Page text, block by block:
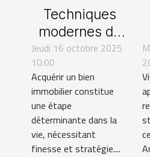
Techniques
modernes de
négociation
pour l'achat
d'un bien
immobilier
Jeudi 16 octobre 2025
10:00
Acquérir un bien
immobilier constitue
une étape
déterminante dans la
vie, nécessitant
finesse et stratégie....